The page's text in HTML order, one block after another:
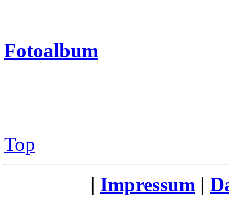
Fotoalbum
Top
| Impressum|